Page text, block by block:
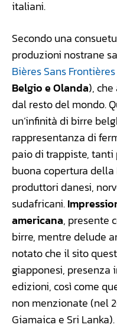
italiani.
Secondo una
produzioni nostrane
Bières Sans Frontières
Belgio e Olanda),
dal resto del mondo.
un’infinità di birre
rappresentanza di
paio di trappiste,
buona copertura della
produttori danesi,
sudafricani.
americana, presente
birre, mentre delude
notato che il sito
giapponesi,
edizioni, così come
non menzionate (nel
Giamaica e Sri Lanka).